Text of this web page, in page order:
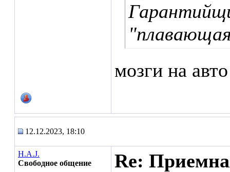
мозги на
12.12.2023, 18:10
H.A.J.
Свободное общение
Re: